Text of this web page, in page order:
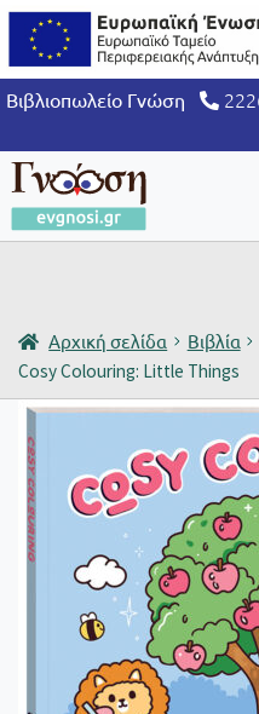
Βιβλιοπωλείο Γνώση
Αρχική σελίδα Βιβλία
Cosy Colouring: Little Things